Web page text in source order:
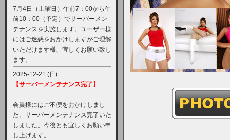
7月4日（土曜日）午前7：00から午
前10：00（予定）でサーバーメン
テナンスを実施します。ユーザー様
にはご迷惑をおかけしますがご理解
いただけます様、宜しくお願い致し
ます。
2025-12-21 (日)
【サーバーメンテナンス完了】
会員様にはご不便をおかけしまし
た。サーバーメンテナンス完了いた
しました。今後とも宜しくお願い申
し上げます。